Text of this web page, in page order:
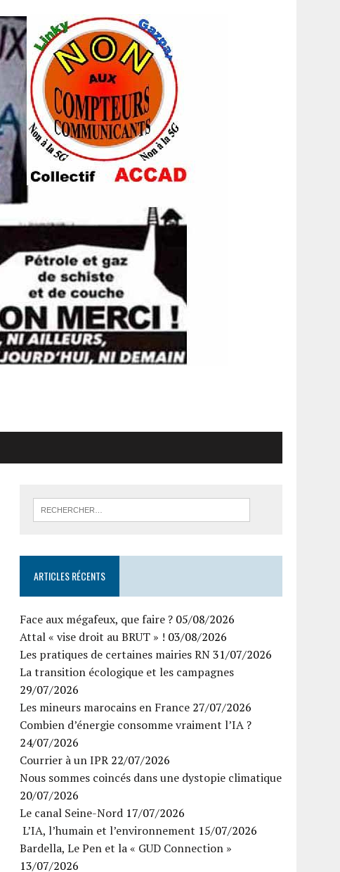
ARTICLES RÉCENTS
Face aux mégafeux, que faire ? 05/08/2026
Attal « vise droit au BRUT » ! 03/08/2026
Les pratiques de certaines mairies RN31/07/2026
La transition écologique et les campagnes
29/07/2026
Les mineurs marocains en France 27/07/2026
Combien d’énergie consomme vraiment l’IA ?
24/07/2026
Courrier à un IPR 22/07/2026
Nous sommes coincés dans une dystopie climatique
20/07/2026
Le canal Seine-Nord 17/07/2026
L’IA, l’humain et l’environnement 15/07/2026
Bardella, Le Pen et la « GUD Connection »
13/07/2026